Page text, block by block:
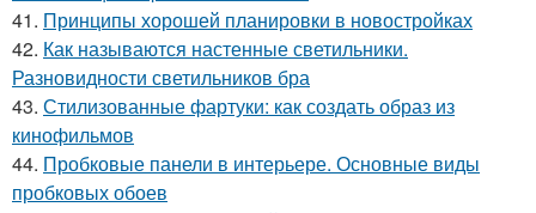
41. Принципы хорошей планировки в новостройках
42. Как называются настенные светильники.
Разновидности светильников бра
43. Стилизованные фартуки: как создать образ из
кинофильмов
44. Пробковые панели в интерьере. Основные виды
пробковых обоев